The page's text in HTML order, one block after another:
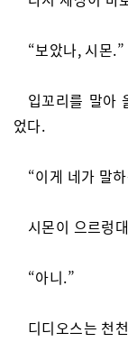
“보았나, 시몬.”
입꼬리를 말아
었다.
“이게 네가 말
시몬이 으르렁
“아니.”
디디오스는 천